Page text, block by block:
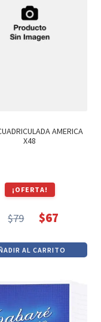
AMERICA
X48
¡OFERTA!
$79
precio
original
$79.
$67
precio
actual
$67.
AL CARRITO